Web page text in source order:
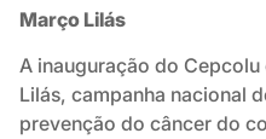
Março Lilás
A inauguração do
Lilás, campanha nacional
prevenção do câncer do